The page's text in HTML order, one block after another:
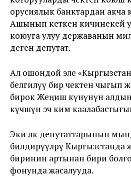
орусиялык банктардан акча
Ашынып кеткен кичинекей
коюуга улуу державанын
деген депутат.
Ал ошондой эле
белгилүү бир чектен чыгып
бирок Жеңиш күнүнүн
күчөшүн эч ким
Эки өлкө депутаттарынын
билдирүүлөрү Кыргызстанда
биринин артынан бири
фонунда жасалууда.